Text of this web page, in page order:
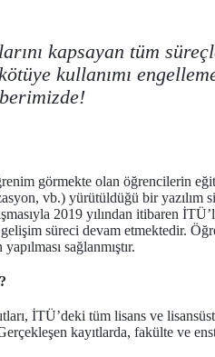
kapsayan tüm
kullanımı
görmekte olan öğrencilerin
vb.) yürütüldüğü bir
2019 yılından itibaren
süreci devam etmektedir.
sağlanmıştır.
İTÜ’deki tüm lisans ve
kayıtlarda, fakülte ve